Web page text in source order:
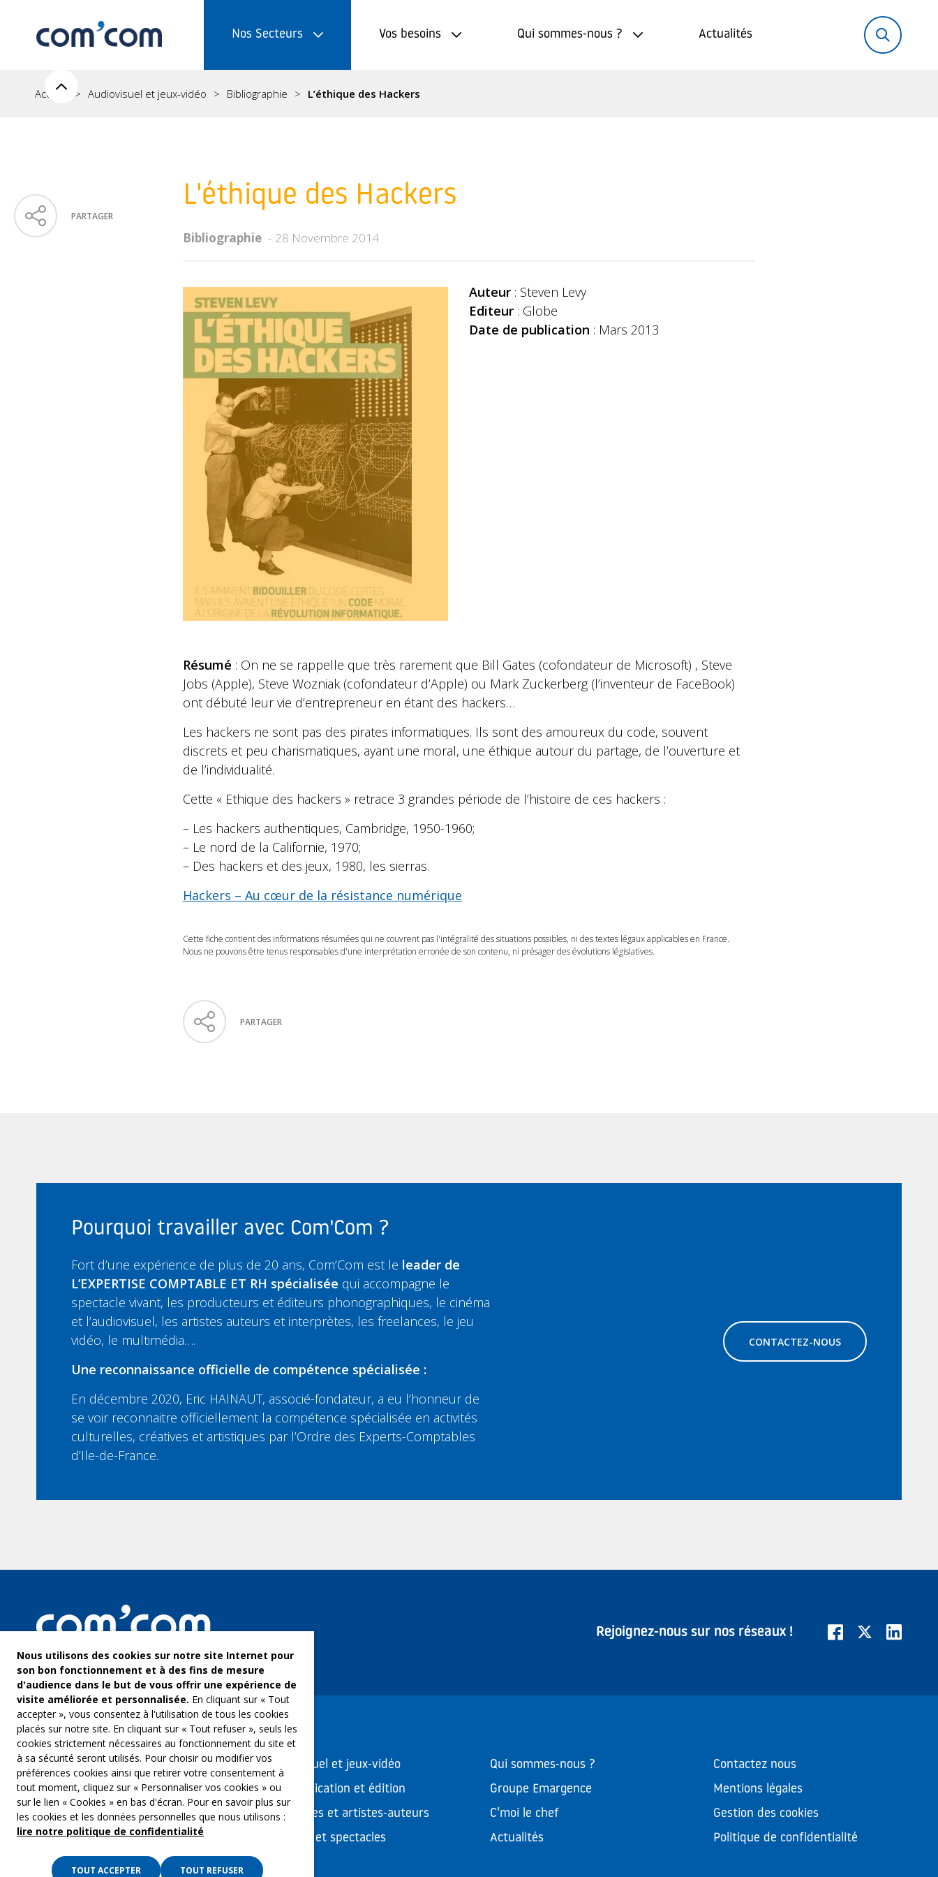
Nos Secteurs Vos besoins Qui sommes-nous ? Actualités
Rechercher:
Accueil Audiovisuel et jeux-vidéo Bibliographie L’éthique des Hackers
L'éthique des Hackers
Bibliographie 28 Novembre 2014
PARTAGER
Auteur : Steven Levy
Editeur : Globe
Date de publication : Mars 2013
Résumé : On ne se rappelle que très rarement que Bill Gates (cofondateur de Microsoft) , Steve
Jobs (Apple), Steve Wozniak (cofondateur d’Apple) ou Mark Zuckerberg (l’inventeur de FaceBook)
ont débuté leur vie d’entrepreneur en étant des hackers…
Les hackers ne sont pas des pirates informatiques. Ils sont des amoureux du code, souvent
discrets et peu charismatiques, ayant une moral, une éthique autour du partage, de l’ouverture et
de l’individualité.
Cette « Ethique des hackers » retrace 3 grandes période de l’histoire de ces hackers :
– Les hackers authentiques, Cambridge, 1950-1960;
– Le nord de la Californie, 1970;
– Des hackers et des jeux, 1980, les sierras.
Hackers – Au cœur de la résistance numérique
Cette fiche contient des informations résumées qui ne couvrent pas l'intégralité des situations possibles, ni des textes légaux applicables en France.
Nous ne pouvons être tenus responsables d'une interprétation erronée de son contenu, ni présager des évolutions législatives.
PARTAGER
Pourquoi travailler avec Com'Com ?
Fort d’une expérience de plus de 20 ans, Com’Com est le leader de
L’EXPERTISE COMPTABLE ET RH spécialisée qui accompagne le
spectacle vivant, les producteurs et éditeurs phonographiques, le cinéma
et l’audiovisuel, les artistes auteurs et interprètes, les freelances, le jeu
vidéo, le multimédia….
Une reconnaissance officielle de compétence spécialisée :
En décembre 2020, Eric HAINAUT, associé-fondateur, a eu l’honneur de
se voir reconnaitre officiellement la compétence spécialisée en activités
culturelles, créatives et artistiques par l’Ordre des Experts-Comptables
d’Ile-de-France.
CONTACTEZ-NOUS
Rejoignez-nous sur nos réseaux !
COM’COM
Groupe Emargence
141 avenue de Wagram
75017 Paris
Tél. :01 53 19 00 00
Audiovisuel et jeux-vidéo
Communication et édition
Freelances et artistes-auteurs
Musique et spectacles
Qui sommes-nous ?
Groupe Emargence
C’moi le chef
Actualités
Contactez nous
Mentions légales
Gestion des cookies
Politique de confidentialité
Nous utilisons des cookies sur notre site Internet pour
son bon fonctionnement et à des fins de mesure
d'audience dans le but de vous offrir une expérience de
visite améliorée et personnalisée. En cliquant sur « Tout
accepter », vous consentez à l'utilisation de tous les cookies
placés sur notre site. En cliquant sur « Tout refuser », seuls les
cookies strictement nécessaires au fonctionnement du site et
à sa sécurité seront utilisés. Pour choisir ou modifier vos
préférences cookies ainsi que retirer votre consentement à
tout moment, cliquez sur « Personnaliser vos cookies » ou
sur le lien « Cookies » en bas d'écran. Pour en savoir plus sur
les cookies et les données personnelles que nous utilisons :
lire notre politique de confidentialité
TOUT ACCEPTER TOUT REFUSER